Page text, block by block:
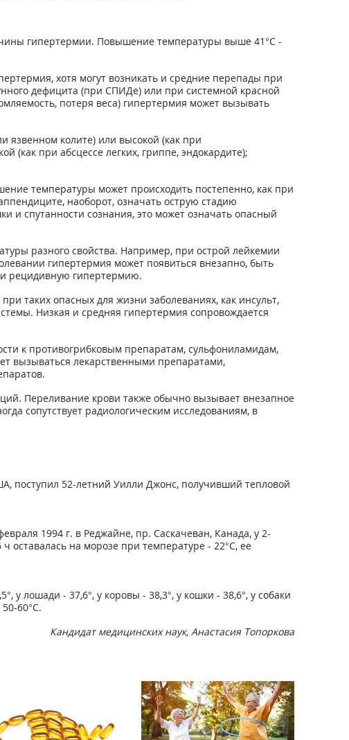
гипертермии. Повышение температуры выше 41°С -
хотя могут возникать и средние перепады при
дефицита (при СПИДе) или при системной красной
потеря веса) гипертермия может вызывать
язвенном колите) или высокой (как при
(как при абсцессе легких, гриппе, эндокардите);
температуры может происходить постепенно, как при
наоборот, означать острую стадию
и спутанности сознания, это может означать опасный
разного свойства. Например, при острой лейкемии
гипертермия может появиться внезапно, быть
рецидивную гипертермию.
таких опасных для жизни заболеваниях, как инсульт,
Низкая и средняя гипертермия сопровождается
к противогрибковым препаратам, сульфониламидам,
вызываться лекарственными препаратами,
Переливание крови также обычно вызывает внезапное
сопутствует радиологическим исследованиям, в
поступил 52-летний Уилли Джонс, получивший тепловой
1994 г. в Реджайне, пр. Саскачеван, Канада, у 2-
оставалась на морозе при температуре - 22°С, ее
у лошади - 37,6°, у коровы - 38,3°, у кошки - 38,6°, у собаки
60°С.
Кандидат медицинских наук, Анастасия Топоркова